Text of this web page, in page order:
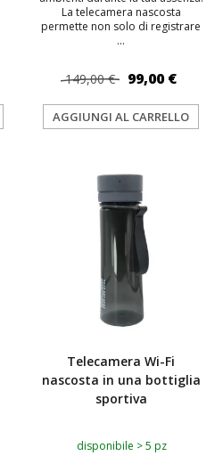
La telecamera nascosta
permette non solo di registrare
...
149,00 € 99,00 €
AGGIUNGI AL CARRELLO
Telecamera Wi-Fi
nascosta in una bottiglia
sportiva
disponibile > 5 pz